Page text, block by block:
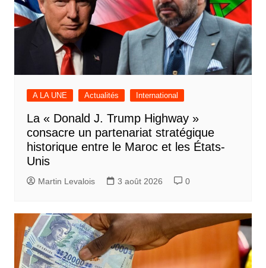
A LA UNE Actualités International
La « Donald J. Trump Highway »
consacre un partenariat stratégique
historique entre le Maroc et les États-
Unis
Martin Levalois 3 août 2026 0